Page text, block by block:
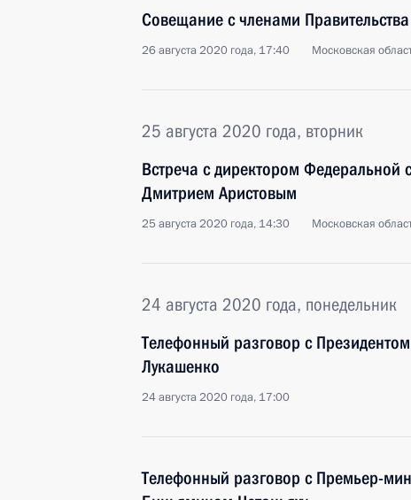
Совещание с членами Правительства
26 августа 2020 года, 17:40 Московская
25 августа 2020 года, вторник
Встреча с директором Федеральной
Дмитрием Аристовым
25 августа 2020 года, 14:30 Московская
24 августа 2020 года, понедельник
Телефонный разговор с
Лукашенко
24 августа 2020 года, 17:00
Телефонный разговор с Премьер-